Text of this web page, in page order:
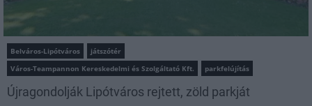
Belváros-Lipótváros
játszótér
Város-Teampannon Kereskedelmi és Szolgáltató Kft.
parkfelújítás
Újragondolják Lipótváros rejtett, zöld parkját